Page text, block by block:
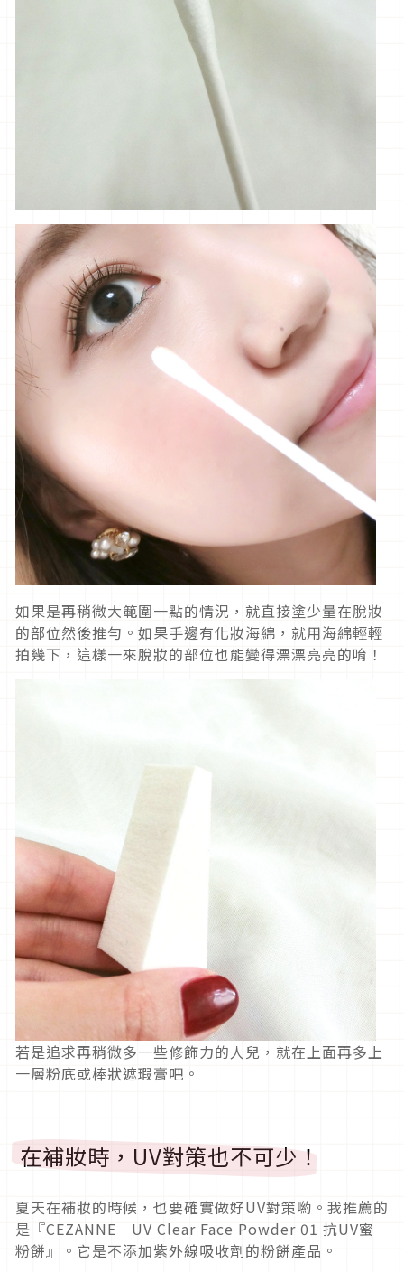
如果是再稍微大範圍一點的情況，就直接塗少量在脫妝
的部位然後推勻。如果手邊有化妝海綿，就用海綿輕輕
拍幾下，這樣一來脫妝的部位也能變得漂漂亮亮的唷！
若是追求再稍微多一些修飾力的人兒，就在上面再多上
一層粉底或棒狀遮瑕膏吧。
在補妝時，UV對策也不可少！
夏天在補妝的時候，也要確實做好UV對策喲。我推薦的
是『CEZANNE UV Clear Face Powder 01 抗UV蜜
粉餅』。它是不添加紫外線吸收劑的粉餅產品。